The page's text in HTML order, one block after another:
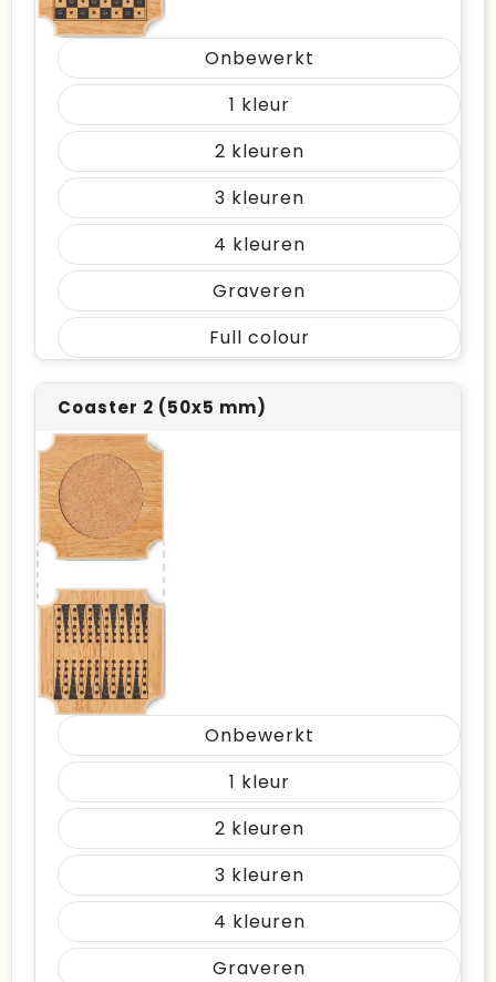
Onbewerkt
1
2
3
4
Graveren
Full colour
Coaster 2 (50x5 mm)
Onbewerkt
1
2
3
4
Graveren